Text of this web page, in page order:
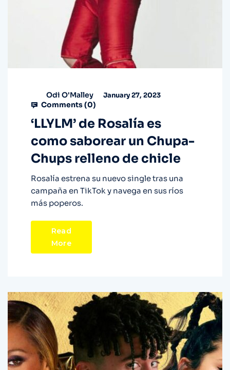
Odi O'Malley January 27, 2023
Comments (0)
‘LLYLM’ de Rosalía es
como saborear un Chupa-
Chups relleno de chicle
Rosalía estrena su nuevo single tras una
campaña en TikTok y navega en sus ríos
más poperos.
Read
More